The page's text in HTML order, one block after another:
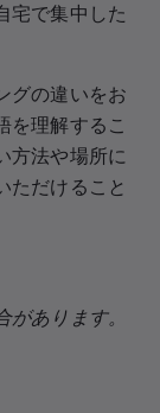
宅で集中した
グの違いをお
を理解するこ
方法や場所に
ただけること
あります。